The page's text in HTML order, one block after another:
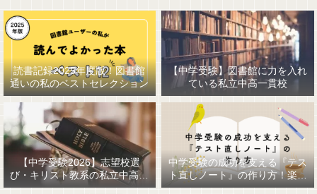
読書記録2025年度版！図書館
通いの私のベストセレクション
【中学受験】図書館に力を入れ
ている私立中高一貫校
【中学受験2026】志望校選
び・キリスト教系の私立中高一
貫女子校を調べてみました
中学受験の成功を支える『テス
ト直しノート』の作り方！楽に
作るための最強おすすめ文房具